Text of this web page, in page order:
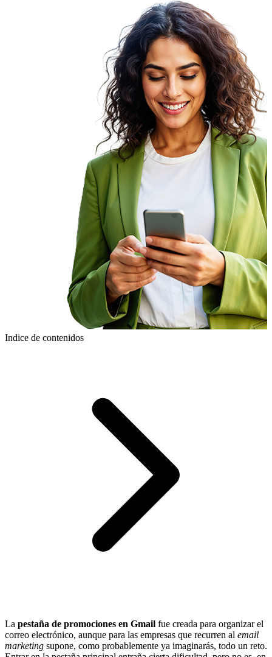
Indice de contenidos
La pestaña de promociones en Gmail fue creada para organizar el
correo electrónico, aunque para las empresas que recurren al email
marketing supone, como probablemente ya imaginarás, todo un reto.